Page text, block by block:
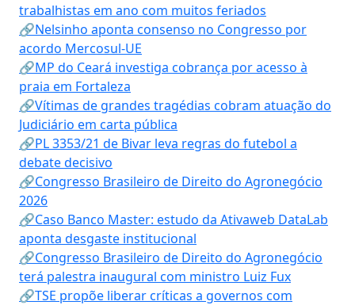
trabalhistas em ano com muitos feriados
🔗Nelsinho aponta consenso no Congresso por
acordo Mercosul-UE
🔗MP do Ceará investiga cobrança por acesso à
praia em Fortaleza
🔗Vítimas de grandes tragédias cobram atuação do
Judiciário em carta pública
🔗PL 3353/21 de Bivar leva regras do futebol a
debate decisivo
🔗Congresso Brasileiro de Direito do Agronegócio
2026
🔗Caso Banco Master: estudo da Ativaweb DataLab
aponta desgaste institucional
🔗Congresso Brasileiro de Direito do Agronegócio
terá palestra inaugural com ministro Luiz Fux
🔗TSE propõe liberar críticas a governos com